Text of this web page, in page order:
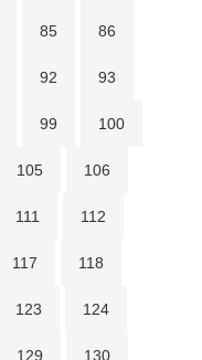
85 86
92 93
99 100
105 106
111 112
117 118
123 124
129 130